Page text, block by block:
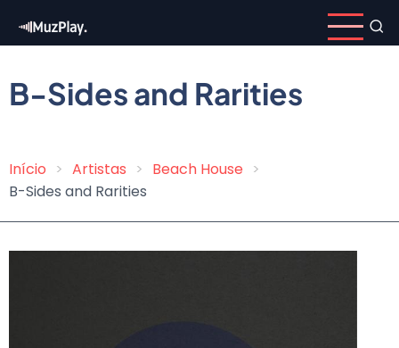
para
conteúdo
principal
B-Sides and Rarities
Trilha
navegação
Início Artistas
Beach House
B-Sides and Rarities